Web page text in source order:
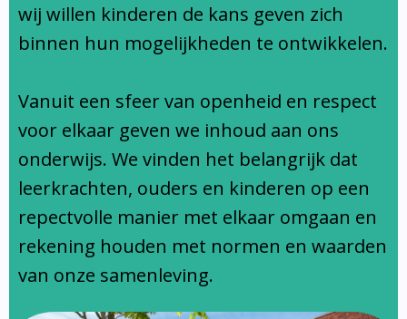
Ondersteuningsprofiel
wij willen kinderen de kans geven zich
binnen hun mogelijkheden te ontwikkelen.
Vanuit een sfeer van openheid en respect
voor elkaar geven we inhoud aan ons
onderwijs. We vinden het belangrijk dat
leerkrachten, ouders en kinderen op een
repectvolle manier met elkaar omgaan en
rekening houden met normen en waarden
van onze samenleving.